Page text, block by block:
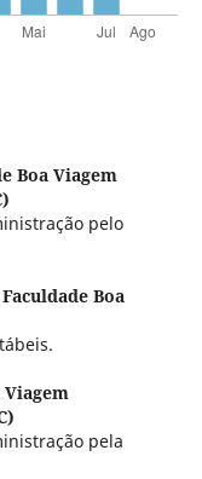
Boa Viagem
pelo
Faculdade Boa
Viagem
pela